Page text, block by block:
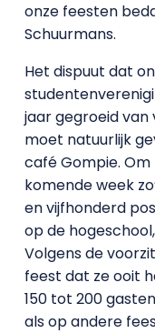
onze feesten
Schuurmans.
Het dispuut dat
jaar gegroeid
moet natuurlijk
café Gompie.
komende week
en vijfhonderd
op de
Volgens de
feest dat ze ooit
150 tot 200
als op andere